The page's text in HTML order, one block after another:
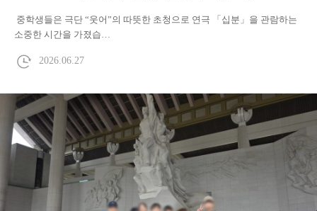
중학생들은 극단 “웃어”의 따뜻한 초청으로 연극 「십분」을 관람하는
소중한 시간을 가졌습…
2026.06.27